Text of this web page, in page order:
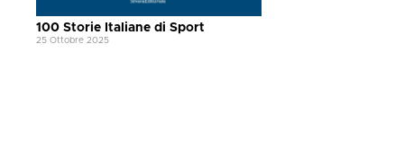
100 Storie Italiane di Sport
25 Ottobre 2025